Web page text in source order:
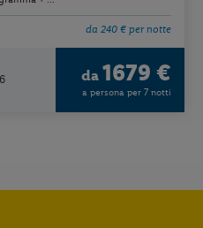
da 240 € per notte
da 1679 €
a persona per 7 notti